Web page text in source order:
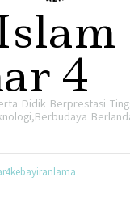
4
Didik Berprestasi